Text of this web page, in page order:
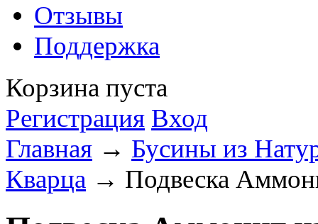
Отзывы
Поддержка
Корзина пуста
Регистрация Вход
Главная → Бусины из
Кварца → Подвеска